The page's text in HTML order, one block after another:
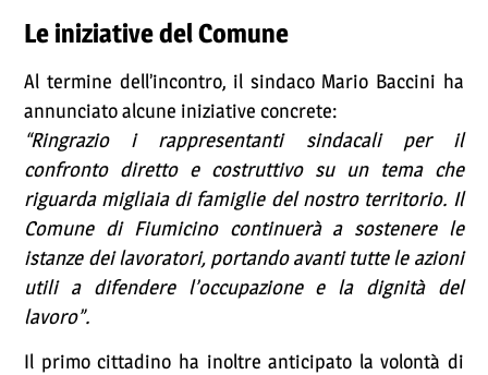
Le iniziative del Comune
Al termine dell’incontro, il sindaco Mario Baccini ha
annunciato alcune iniziative concrete:
“Ringrazio i rappresentanti sindacali per il
confronto diretto e costruttivo su un tema che
riguarda migliaia di famiglie del nostro territorio. Il
Comune di Fiumicino continuerà a sostenere le
istanze dei lavoratori, portando avanti tutte le azioni
utili a difendere l’occupazione e la dignità del
lavoro”.
Il primo cittadino ha inoltre anticipato la volontà di